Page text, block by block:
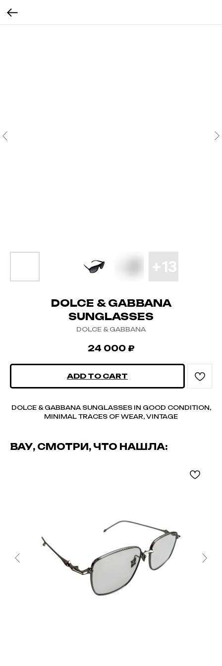
DOLCE & GABBANA
SUNGLASSES
DOLCE & GABBANA
24 000 ₽
ADD TO CART
DOLCE & GABBANA SUNGLASSES IN GOOD CONDITION,
MINIMAL TRACES OF WEAR, VINTAGE
ВАУ, СМОТРИ, ЧТО НАШЛА: